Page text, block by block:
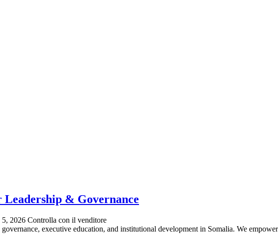
& Governance
5, 2026 Controlla con il venditore
executive education, and institutional development in Somalia. We